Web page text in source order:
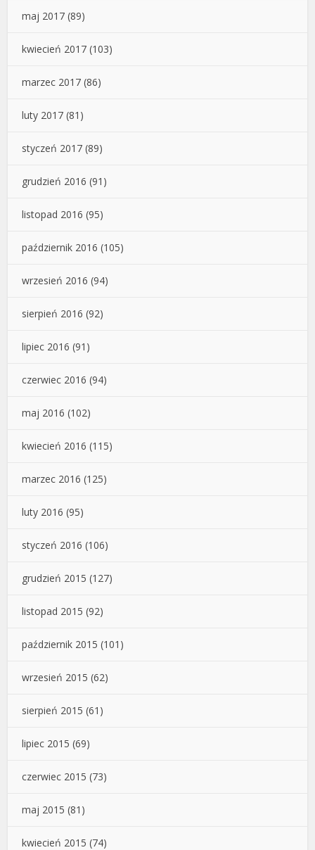
maj 2017 (89)
kwiecień 2017 (103)
marzec 2017 (86)
luty 2017 (81)
styczeń 2017 (89)
grudzień 2016 (91)
listopad 2016 (95)
październik 2016 (105)
wrzesień 2016 (94)
sierpień 2016 (92)
lipiec 2016 (91)
czerwiec 2016 (94)
maj 2016 (102)
kwiecień 2016 (115)
marzec 2016 (125)
luty 2016 (95)
styczeń 2016 (106)
grudzień 2015 (127)
listopad 2015 (92)
październik 2015 (101)
wrzesień 2015 (62)
sierpień 2015 (61)
lipiec 2015 (69)
czerwiec 2015 (73)
maj 2015 (81)
kwiecień 2015 (74)